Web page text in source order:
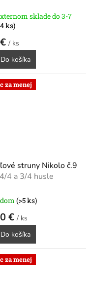
sklade do 3-7
ks)
/ ks
Do košíka
za menej
struny Nikolo č.9
4 a 3/4 husle
(>5 ks)
€ / ks
Do košíka
za menej